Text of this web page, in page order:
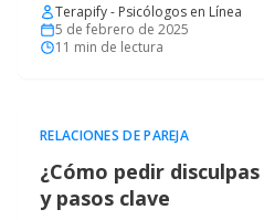
Terapify - Psicólogos en Línea
5 de febrero de 2025
11 min de lectura
RELACIONES DE PAREJA
¿Cómo pedir
y pasos clave